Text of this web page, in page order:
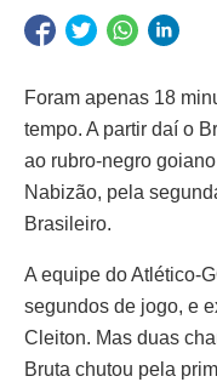
Foram apenas 18
tempo. A partir daí o
ao rubro-negro
Nabizão, pela
Brasileiro.
A equipe do Atlético-
segundos de jogo, e
Cleiton. Mas duas
Bruta chutou pela